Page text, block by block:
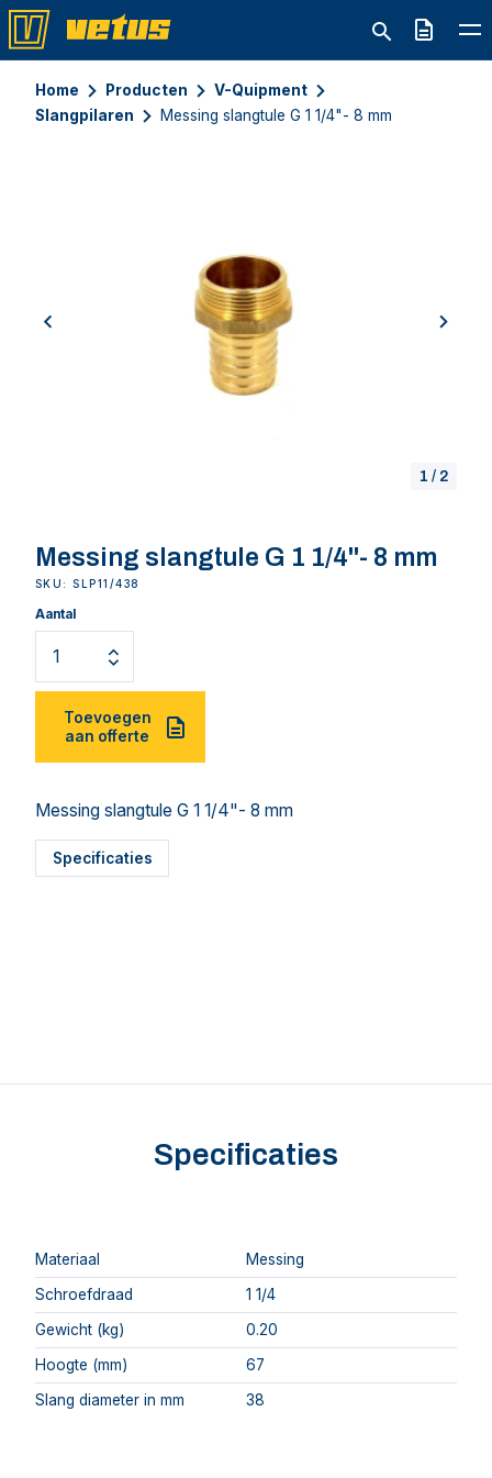
Offerte
Home Producten
V-Quipment
Slangpilaren
Messing slangtule G 1 1/4"- 8 mm
previous next
1 / 2
Messing slangtule G 1 1/4"- 8 mm
SKU: SLP11/438
Aantal
Toevoegen
aan offerte
Messing slangtule G 1 1/4"- 8 mm
Specificaties
Specificaties
Materiaal
Messing
Schroefdraad
1 1/4
Gewicht (kg)
0.20
Hoogte (mm)
67
Slang diameter in mm
38